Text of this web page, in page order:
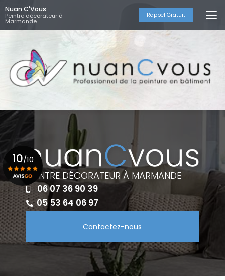
Aller
au
contenu
principal
Nuan C'Vous
Peintre décorateur à
Marmande
Rappel Gratuit
PEINTRE DÉCORATEUR À MARMANDE
06 07 36 90 39
05 53 64 06 97
Contactez-nous
10/10
Voir le certificat